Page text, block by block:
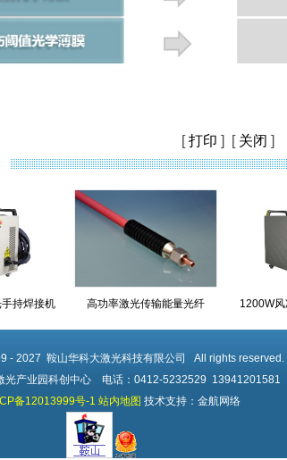
[打印 ] [ 关闭 ]
持焊接机 高功率激光传输能量光纤 1200W
- 2027 鞍山华科大激光科技有限公司 All rights reserved.
光产业园科创中心 电话：0412-5232529
备12013999号-1 站内地图 技术支持：金航网络